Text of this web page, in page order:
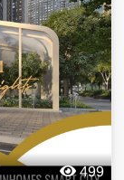
499